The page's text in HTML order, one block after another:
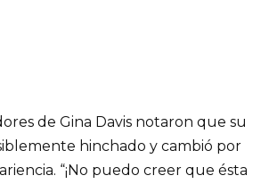
de Gina Davis notaron que su
hinchado y cambió por
“¡No puedo creer que ésta